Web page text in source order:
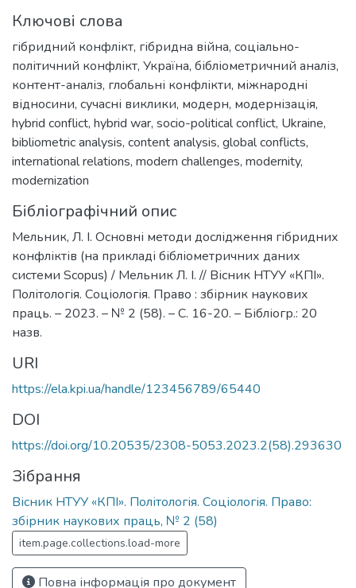
Ключові слова
гібридний конфлікт, гібридна війна, соціально-
політичний конфлікт, Україна, бібліометричний аналіз,
контент-аналіз, глобальні конфлікти, міжнародні
відносини, сучасні виклики, модерн, модернізація,
hybrid conflict, hybrid war, socio-political conflict, Ukraine,
bibliometric analysis, content analysis, global conflicts,
international relations, modern challenges, modernity,
modernization
Бібліографічний опис
Мельник, Л. І. Основні методи дослідження гібридних
конфліктів (на прикладі бібліометричних даних
системи Scopus) / Мельник Л. І. // Вісник НТУУ «КПІ».
Політологія. Соціологія. Право : збірник наукових
праць. – 2023. – № 2 (58). – С. 16-20. – Бібліогр.: 20
назв.
URI
https://ela.kpi.ua/handle/123456789/65440
DOI
https://doi.org/10.20535/2308-5053.2023.2(58).293630
Зібрання
Вісник НТУУ «КПІ». Політологія. Соціологія. Право:
збірник наукових праць, № 2 (58)
item.page.collections.load-more
Повна інформація про документ